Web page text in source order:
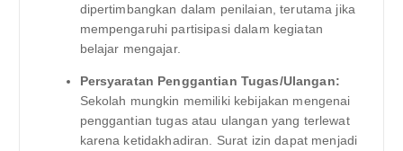
dipertimbangkan dalam penilaian, terutama jika
mempengaruhi partisipasi dalam kegiatan
belajar mengajar.
Persyaratan Penggantian Tugas/Ulangan:
Sekolah mungkin memiliki kebijakan mengenai
penggantian tugas atau ulangan yang terlewat
karena ketidakhadiran. Surat izin dapat menjadi